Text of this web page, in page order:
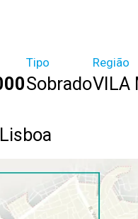
Tipo
Sobrado
Região
VILA